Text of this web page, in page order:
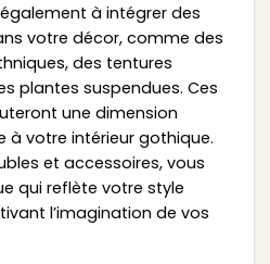
à intégrer des
votre décor, comme des
des tentures
plantes suspendues. Ces
une dimension
à votre intérieur gothique.
et accessoires, vous
qui reflète votre style
l’imagination de vos